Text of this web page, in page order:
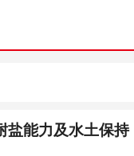
盐能力及水土保持